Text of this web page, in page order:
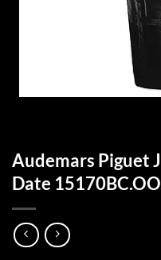
Audemars Piguet
Date